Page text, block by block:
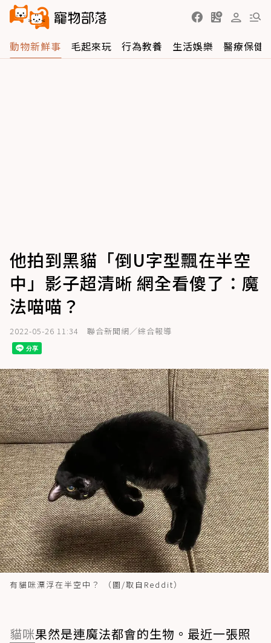
動物新鮮事 毛起來玩 行為教養 生活娛樂 醫療保健
他拍到黑貓「倒U字型飄在半空
中」影子超清晰 網全看傻了：魔
法喵喵？
2022-05-26 11:34 聯合新聞網／綜合報導
有貓咪漂浮在半空中？ （圖/取自Reddit）
貓咪果然是連魔法都會的生物。最近一張照